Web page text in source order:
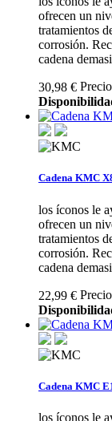
ofrecen un
tratamientos
corrosión.
cadena
30,98 €
Cadena KMC
los íconos le
ofrecen un
tratamientos
corrosión.
cadena
22,99 €
Cadena KMC
los íconos le